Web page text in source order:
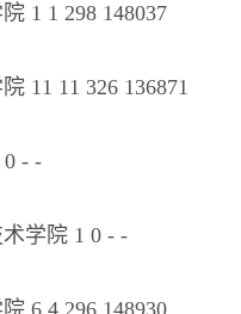
1 1 298 148037
11 11 326 136871
0 - -
学院 1 0 - -